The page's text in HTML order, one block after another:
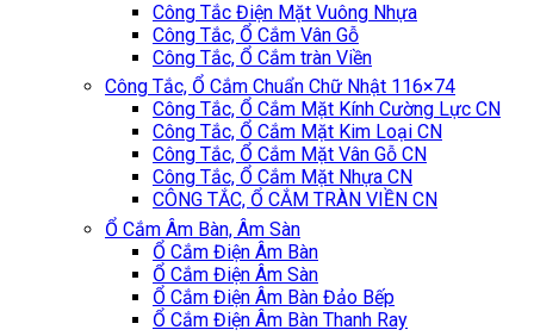
Công Tắc Điện Mặt Vuông Nhựa
Công Tắc, Ổ Cắm Vân Gỗ
Công Tắc, Ổ Cắm tràn Viền
Công Tắc, Ổ Cắm Chuẩn Chữ Nhật 116×74
Công Tắc, Ổ Cắm Mặt Kính Cường Lực CN
Công Tắc, Ổ Cắm Mặt Kim Loại CN
Công Tắc, Ổ Cắm Mặt Vân Gỗ CN
Công Tắc, Ổ Cắm Mặt Nhựa CN
CÔNG TẮC, Ổ CẮM TRÀN VIỀN CN
Ổ Cắm Âm Bàn, Âm Sàn
Ổ Cắm Điện Âm Bàn
Ổ Cắm Điện Âm Sàn
Ổ Cắm Điện Âm Bàn Đảo Bếp
Ổ Cắm Điện Âm Bàn Thanh Ray